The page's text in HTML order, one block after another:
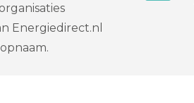
Energiedirect.nl